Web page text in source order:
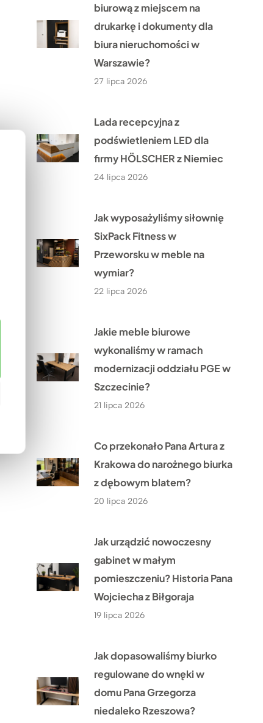
biurową z miejscem na
drukarkę i dokumenty dla
biura nieruchomości w
Warszawie?
27 lipca 2026
Lada recepcyjna z
podświetleniem LED dla
firmy HÖLSCHER z Niemiec
24 lipca 2026
Jak wyposażyliśmy siłownię
SixPack Fitness w
Przeworsku w meble na
wymiar?
22 lipca 2026
Jakie meble biurowe
wykonaliśmy w ramach
modernizacji oddziału PGE w
Szczecinie?
21 lipca 2026
Co przekonało Pana Artura z
Krakowa do narożnego biurka
z dębowym blatem?
20 lipca 2026
Jak urządzić nowoczesny
gabinet w małym
pomieszczeniu? Historia Pana
Wojciecha z Biłgoraja
19 lipca 2026
Jak dopasowaliśmy biurko
regulowane do wnęki w
domu Pana Grzegorza
niedaleko Rzeszowa?